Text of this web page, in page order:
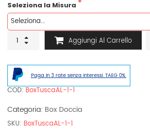
Seleziona la Misura
doccia
pannello
opaco
e
mm
2
Realizzabile
Aggiungi Al Carrello
Paga in 3 rate senza interessi. TAEG 0%.
COD: BoxTuscaAL-1-1
Categoria: Box Doccia
SKU: BoxTuscaAL-1-1